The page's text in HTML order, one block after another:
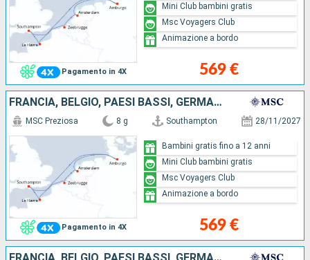
Pagamento in 4X 569 €
Mini Club bambini gratis
Msc Voyagers Club
Animazione a bordo
FRANCIA, BELGIO, PAESI BASSI, GERMANIA, REGNO UNITO
Pagamento in 4X
MSC Preziosa 8 g Southampton 28/11/2027
569 €
Bambini gratis fino a 12 anni
Mini Club bambini gratis
Msc Voyagers Club
Animazione a bordo